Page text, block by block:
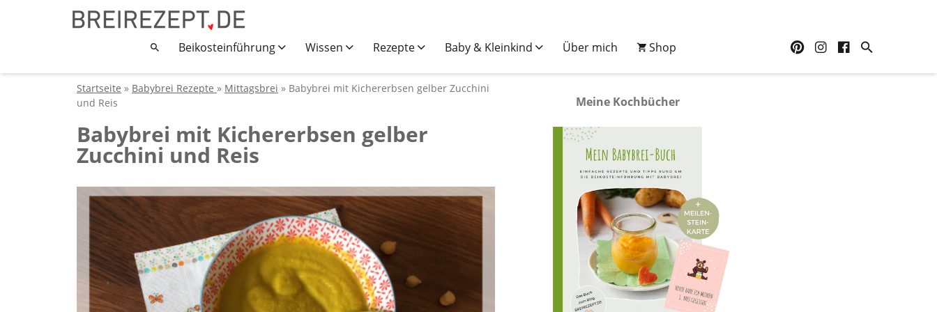
Beikosteinführung Wissen Rezepte Baby & Kleinkind Über mich Shop
Startseite » Babybrei Rezepte » Mittagsbrei » Babybrei mit Kichererbsen gelber Zucchini
und Reis
Babybrei mit Kichererbsen gelber
Zucchini und Reis
Meine Kochbücher